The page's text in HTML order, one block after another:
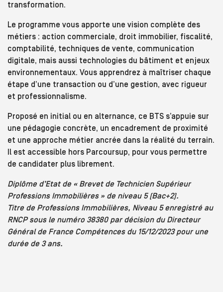
transformation.
Le programme vous apporte une vision complète des
métiers : action commerciale, droit immobilier, fiscalité,
comptabilité, techniques de vente, communication
digitale, mais aussi technologies du bâtiment et enjeux
environnementaux. Vous apprendrez à maîtriser chaque
étape d’une transaction ou d’une gestion, avec rigueur
et professionnalisme.
Proposé en initial ou en alternance, ce BTS s’appuie sur
une pédagogie concrète, un encadrement de proximité
et une approche métier ancrée dans la réalité du terrain.
Il est accessible hors Parcoursup, pour vous permettre
de candidater plus librement.
Diplôme d’Etat de « Brevet de Technicien Supérieur
Professions Immobilières » de niveau 5 (Bac+2).
Titre de Professions Immobilières, Niveau 5 enregistré au
RNCP sous le numéro 38380 par décision du Directeur
Général de France Compétences du 15/12/2023 pour une
durée de 3 ans.